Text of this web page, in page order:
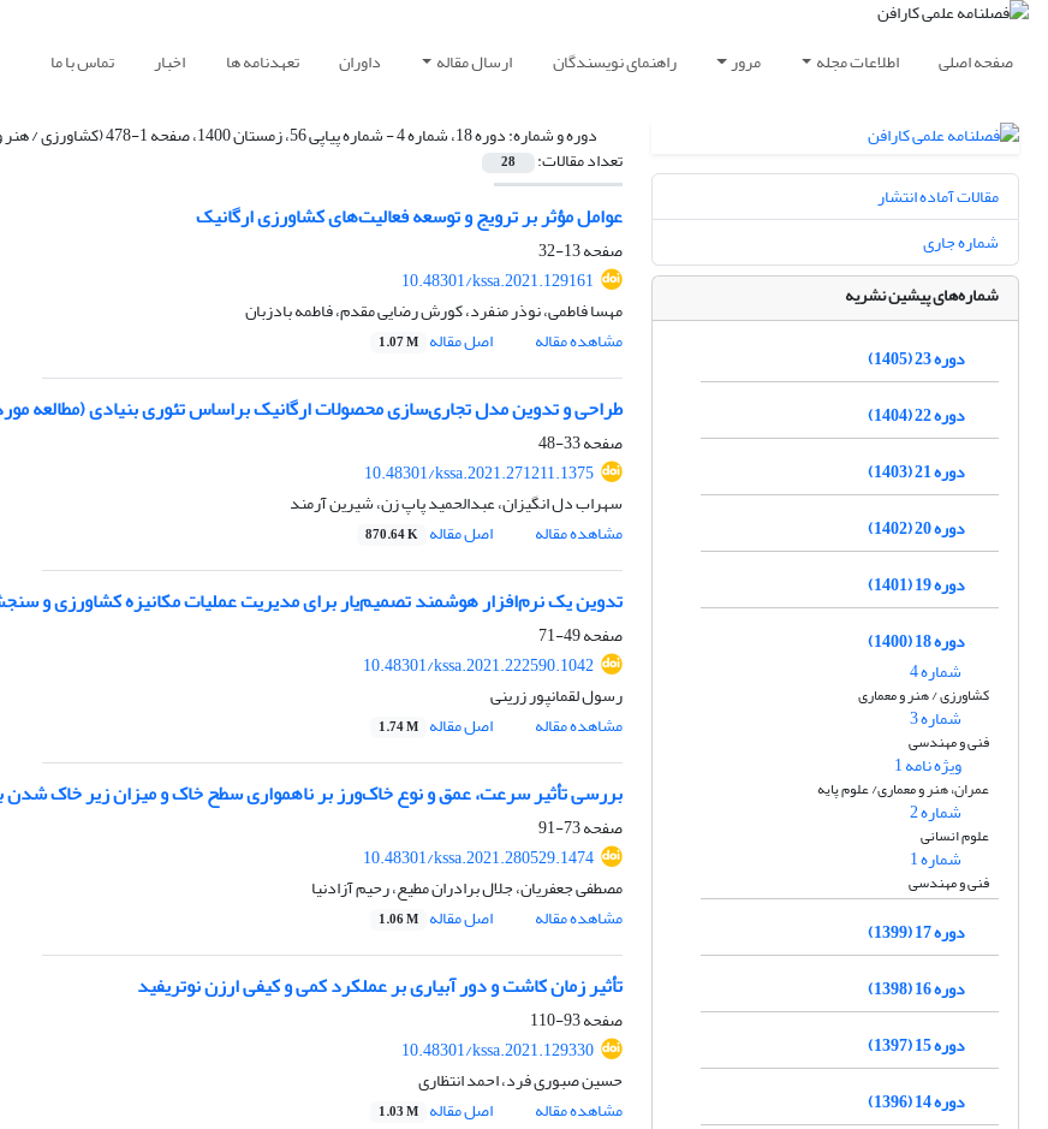
صفحه اصلی اطلاعات مجله مرور راهنمای نویسندگان ارسال مقاله داوران تعهدنامه ها اخبار تماس با ما
دوره و شماره:دوره 18، شماره 4 - شماره پیاپی 56، زمستان 1400، صفحه 1-478 (کشاورزی / هنر و معماری)
تعداد مقالات: 28
عوامل مؤثر بر ترویج و توسعه فعالیت‌های کشاورزی ارگانیک
صفحه13-32
10.48301/kssa.2021.129161
مهسا فاطمی، نوذر منفرد، کورش رضایی مقدم، فاطمه بادزبان
مشاهده مقاله
اصل مقاله 1.07 M
طراحی و تدوین مدل تجاری‌سازی محصولات ارگانیک براساس تئوری بنیادی (مطالعه
صفحه33-48
10.48301/kssa.2021.271211.1375
سهراب دل انگیزان، عبدالحمید پاپ زن، شیرین آرمند
مشاهده مقاله
اصل مقاله 870.64 K
تدوین یک نرم‌افزار هوشمند تصمیم‌یار برای مدیریت عملیات مکانیزه کشاورزی و
صفحه49-71
10.48301/kssa.2021.222590.1042
رسول لقمانپور زرینی
مشاهده مقاله
اصل مقاله 1.74 M
بررسی‌ تأثیر سرعت، عمق و نوع خاک‌ورز بر ناهمواری سطح خاک و میزان زیر خاک شدن
صفحه73-91
10.48301/kssa.2021.280529.1474
مصطفی جعفریان، جلال برادران مطیع، رحیم آزادنیا
مشاهده مقاله
اصل مقاله 1.06 M
تأثیر زمان کاشت و دور آبیاری بر عملکرد کمی و کیفی ارزن نوتریفید
صفحه93-110
10.48301/kssa.2021.129330
حسین صبوری فرد، احمد انتظاری
مشاهده مقاله
اصل مقاله 1.03 M
مقالات آماده انتشار
شماره جاری
شماره‌های پیشین نشریه
دوره 23 (1405)
دوره 22 (1404)
دوره 21 (1403)
دوره 20 (1402)
دوره 19 (1401)
دوره 18 (1400)
شماره 4
کشاورزی / هنر و معماری
شماره 3
فنی و مهندسی
ویژه نامه 1
عمران، هنر و معماری/ علوم پایه
شماره 2
علوم انسانی
شماره 1
فنی و مهندسی
دوره 17 (1399)
دوره 16 (1398)
دوره 15 (1397)
دوره 14 (1396)